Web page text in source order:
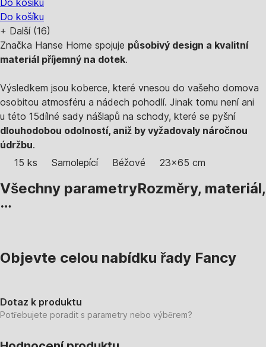
Do košíku
+ Další (16)
Značka Hanse Home spojuje působivý design a kvalitní
materiál příjemný na dotek.
Výsledkem jsou koberce, které vnesou do vašeho domova
osobitou atmosféru a nádech pohodlí. Jinak tomu není ani
u této 15dílné sady nášlapů na schody, které se pyšní
dlouhodobou odolností, aniž by vyžadovaly náročnou
údržbu.
15 ks
Samolepící Béžové 23x65 cm
Všechny parametryRozměry, materiál,
…
Objevte celou nabídku řady Fancy
Dotaz k produktu
Potřebujete poradit s parametry nebo výběrem?